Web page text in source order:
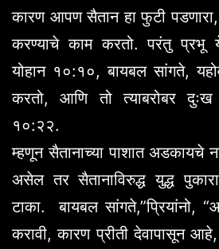
कारण आपण सैतान हा फुटी पडणारा,
करण्याचे काम करतो. परंतु प्रभू
योहान १०:१०, बायबल सांगते,
करतो, आणि तो त्याबरोबर दुःख
१०:२२.
म्हणून सैतानाच्या पाशात अडकायचे
असेल तर सैतानाविरुद्ध युद्ध
टाका. बायबल सांगते,”प्रियांनो,
करावी, कारण प्रीती देवापासून